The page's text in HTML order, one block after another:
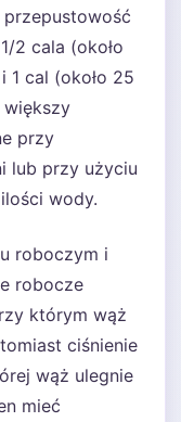
przepustowość
2 cala (około
1 cal (około 25
większy
przy
lub przy użyciu
wody.
roboczym i
robocze
którym wąż
ciśnienie
wąż ulegnie
mieć